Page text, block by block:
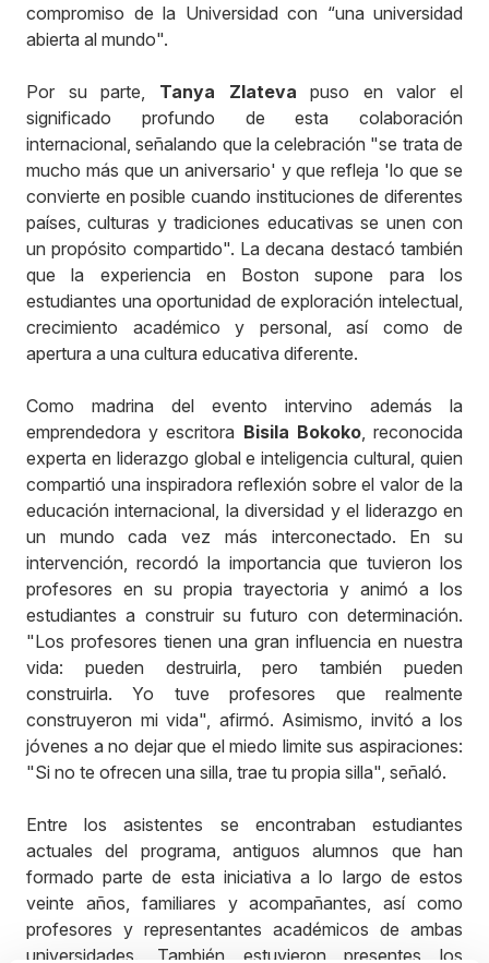
compromiso de la Universidad con “una universidad
abierta al mundo".
Por su parte, Tanya Zlateva puso en valor el
significado profundo de esta colaboración
internacional, señalando que la celebración "se trata de
mucho más que un aniversario' y que refleja 'lo que se
convierte en posible cuando instituciones de diferentes
países, culturas y tradiciones educativas se unen con
un propósito compartido". La decana destacó también
que la experiencia en Boston supone para los
estudiantes una oportunidad de exploración intelectual,
crecimiento académico y personal, así como de
apertura a una cultura educativa diferente.
Como madrina del evento intervino además la
emprendedora y escritora Bisila Bokoko, reconocida
experta en liderazgo global e inteligencia cultural, quien
compartió una inspiradora reflexión sobre el valor de la
educación internacional, la diversidad y el liderazgo en
un mundo cada vez más interconectado. En su
intervención, recordó la importancia que tuvieron los
profesores en su propia trayectoria y animó a los
estudiantes a construir su futuro con determinación.
"Los profesores tienen una gran influencia en nuestra
vida: pueden destruirla, pero también pueden
construirla. Yo tuve profesores que realmente
construyeron mi vida", afirmó. Asimismo, invitó a los
jóvenes a no dejar que el miedo limite sus aspiraciones:
"Si no te ofrecen una silla, trae tu propia silla", señaló.
Entre los asistentes se encontraban estudiantes
actuales del programa, antiguos alumnos que han
formado parte de esta iniciativa a lo largo de estos
veinte años, familiares y acompañantes, así como
profesores y representantes académicos de ambas
universidades. También estuvieron presentes los